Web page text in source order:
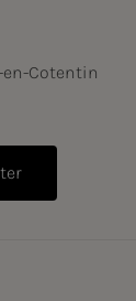
en-Cotentin